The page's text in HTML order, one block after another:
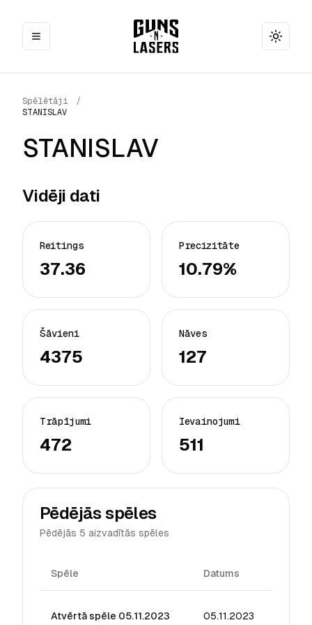
Toggle
Spēlētāji
/
STANISLAV
STANISLAV
Vidēji dati
Reitings
37.36
Precizitāte
10.79%
Šāvieni
4375
Nāves
127
Trāpījumi
472
Ievainojumi
511
Pēdējās spēles
Pēdējās 5 aizvadītās spēles
Spēle Datums
Atvērtā spēle 05.11.2023 05.11.2023